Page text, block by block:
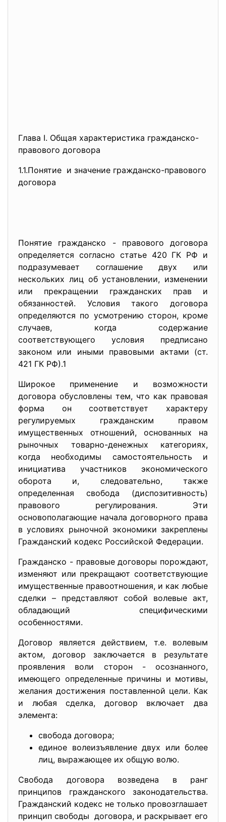
Глава I. Общая характеристика гражданско-
правового договора
1.1.Понятие и значение гражданско-правового
договора
Понятие гражданско - правового договора
определяется согласно статье 420 ГК РФ и
подразумевает соглашение двух или
нескольких лиц об установлении, изменении
или прекращении гражданских прав и
обязанностей. Условия такого договора
определяются по усмотрению сторон, кроме
случаев, когда содержание
соответствующего условия предписано
законом или иными ­правовыми актами (ст.
421 ГК РФ).1
Широкое применение и возможности
договора обусловлены тем, что как правовая
форма он соответствует характеру
регулируемых гражданским правом
имущественных отношений, основанных на
рыночных товарно-денежных категориях,
когда необходимы самостоятельность и
инициатива участников экономического
оборота и, следовательно, также
определенная свобода (диспозитивность)
правового регулирования. Эти
основополагающие начала договорного права
в условиях рыночной экономики закреплены
Гражданский кодекс Российской Федерации.
Гражданско - правовые договоры порождают,
изменяют или прекращают соответствующие
имущественные правоотношения, и как любые
сделки – представляют собой волевые акт,
обладающий специфическими
особенностями.
Договор является действием, т.е. волевым
актом, договор заключается в результате
проявления воли сторон - осознанного,
имеющего определенные причины и мотивы,
желания достижения поставленной цели. Как
и любая сделка, договор включает два
элемента:
свобода договора;
единое волеизъявление двух или более
лиц, выражающее их общую волю.
Свобода договора возведена в ранг
принципов гражданского законодательства.
Гражданский кодекс не только провозглашает
принцип свободы договора, и раскрывает его